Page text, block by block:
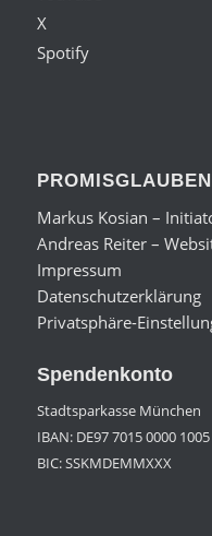
X
Spotify
Markus Kosian –
Andreas Reiter –
Impressum
Datenschutzerklärung
Privatsphäre-
Spendenkonto
Stadtsparkasse München
IBAN: DE97 7015 0000
BIC: SSKMDEMMXXX